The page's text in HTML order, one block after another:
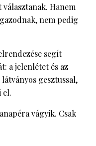
Hanem
nem pedig
segít
a jelenlétet és az
gesztussal,
el.
vágyik. Csak